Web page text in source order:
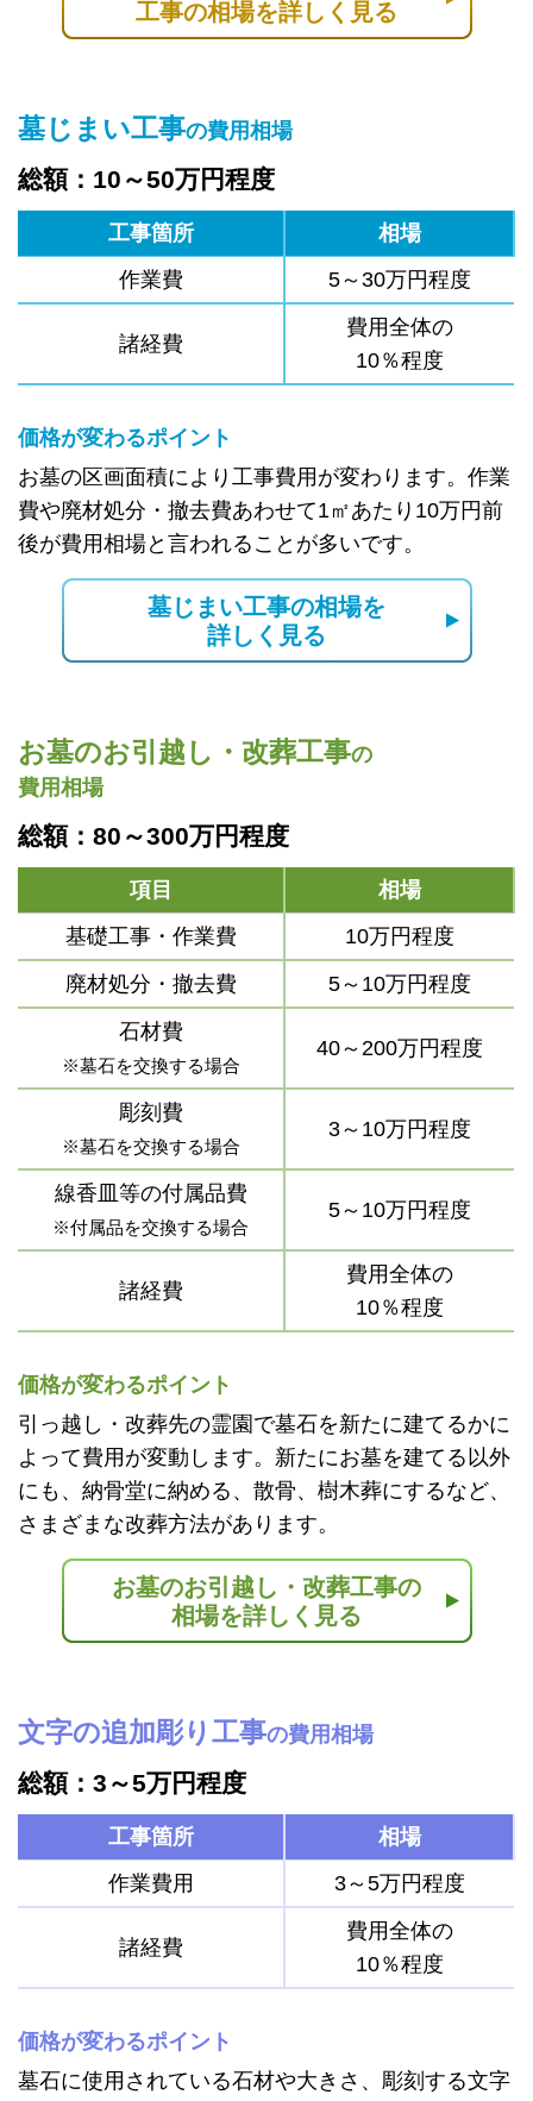
工事の相場を詳しく見る
墓じまい工事の費用相場
総額：10～50万円程度
工事箇所
相場
作業費
5～30万円程度
諸経費
費用全体の
10％程度
価格が変わるポイント
お墓の区画面積により工事費用が変わります。作業
費や廃材処分・撤去費あわせて1㎡あたり10万円前
後が費用相場と言われることが多いです。
墓じまい工事の相場を
詳しく見る
お墓のお引越し・改葬工事の
費用相場
総額：80～300万円程度
項目
相場
基礎工事・作業費
10万円程度
廃材処分・撤去費
5～10万円程度
石材費
※墓石を交換する場合
40～200万円程度
彫刻費
※墓石を交換する場合
3～10万円程度
線香皿等の付属品費
※付属品を交換する場合
5～10万円程度
諸経費
費用全体の
10％程度
価格が変わるポイント
引っ越し・改葬先の霊園で墓石を新たに建てるかに
よって費用が変動します。新たにお墓を建てる以外
にも、納骨堂に納める、散骨、樹木葬にするなど、
さまざまな改葬方法があります。
お墓のお引越し・改葬工事の
相場を詳しく見る
文字の追加彫り工事の費用相場
総額：3～5万円程度
工事箇所
相場
作業費用
3～5万円程度
諸経費
費用全体の
10％程度
価格が変わるポイント
墓石に使用されている石材や大きさ、彫刻する文字